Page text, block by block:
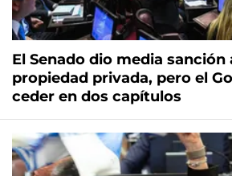
El Senado dio media sanción
propiedad privada, pero el
ceder en dos capítulos